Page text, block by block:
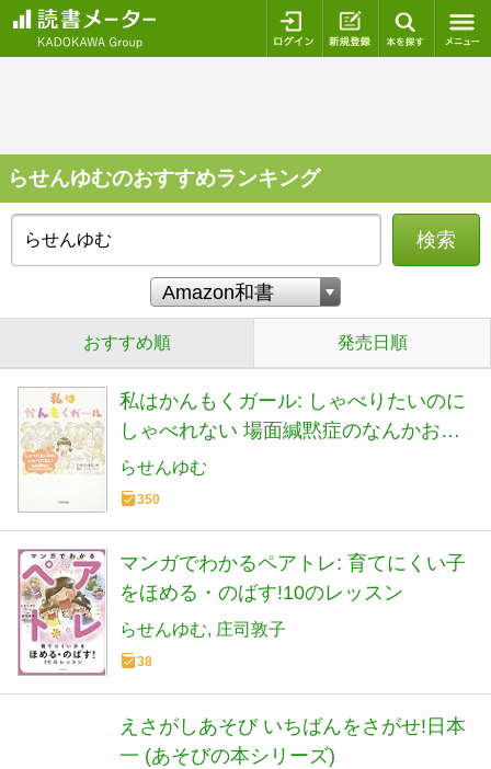
ログイン 新規登録
らせんゆむのおすすめランキング
検索
おすすめ順 発売日順
私はかんもくガール: しゃべりたいのに
しゃべれない 場面緘黙症のなんかおか
しな日常
らせんゆむ
350
マンガでわかるペアトレ: 育てにくい子
をほめる・のばす!10のレッスン
らせんゆむ 庄司敦子
38
えさがしあそび いちばんをさがせ!日本
一 (あそびの本シリーズ)